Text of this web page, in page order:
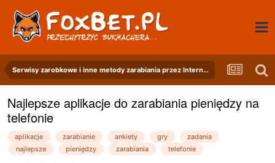
Serwisy zarobkowe i inne metody zarabiania przez Internet
Najlepsze aplikacje do zarabiania pieniędzy na
telefonie
aplikacje zarabianie ankiety gry
zadania
najlepsze
pieniędzy zarabiania telefonie